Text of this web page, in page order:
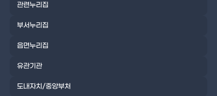
관련누리집
부서누리집
읍면누리집
유관기관
도내자치/중앙부처